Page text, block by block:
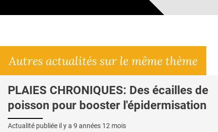
Autres actualités sur le même thème
PLAIES CHRONIQUES: Des écailles de
poisson pour booster l'épidermisation
Actualité publiée il y a 9 années 12 mois